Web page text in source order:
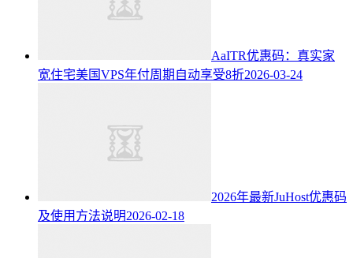
AaITR优惠码：真实家
宽住宅美国VPS年付周期自动享受8折2026-03-24
2026年最新JuHost优惠码
及使用方法说明2026-02-18